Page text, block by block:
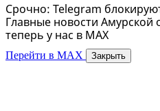
Срочно: Telegram
Главные новости Амурской
теперь у нас в MAX
Перейти в MAX Закрыть